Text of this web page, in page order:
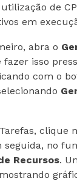
de
em
abra o
fazer isso
com o
clique
seguida, no
Recursos.